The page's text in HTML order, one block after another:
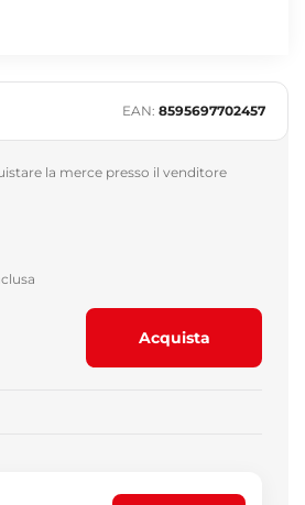
EAN: 8595697702457
la merce presso il venditore
Acquista